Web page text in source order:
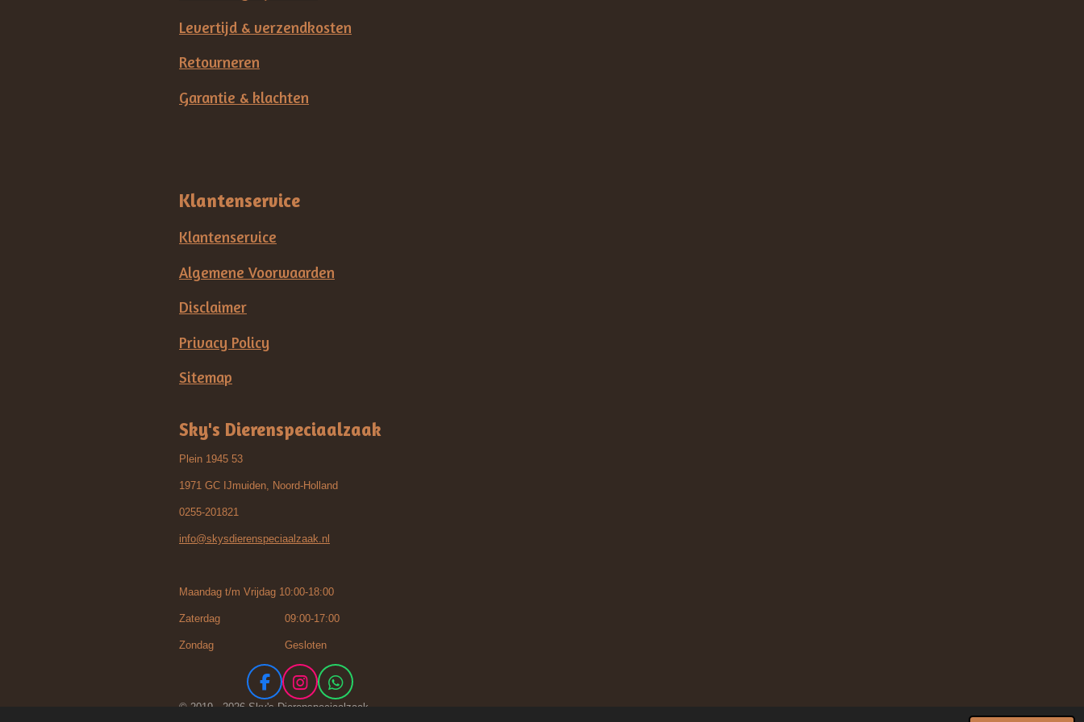
Levertijd & verzendkosten
Retourneren
Garantie & klachten
Klantenservice
Klantenservice
Algemene Voorwaarden
Disclaimer
Privacy Policy
Sitemap
Sky's Dierenspeciaalzaak
Plein 1945 53
1971 GC IJmuiden, Noord-Holland
0255-201821
info@skysdierenspeciaalzaak.nl
Maandag t/m Vrijdag 10:00-18:00
Zaterdag 09:00-17:00
Zondag Gesloten
F
a
I
n
W
h
© 2019 - 2026 Sky's Dierenspeciaalzaak